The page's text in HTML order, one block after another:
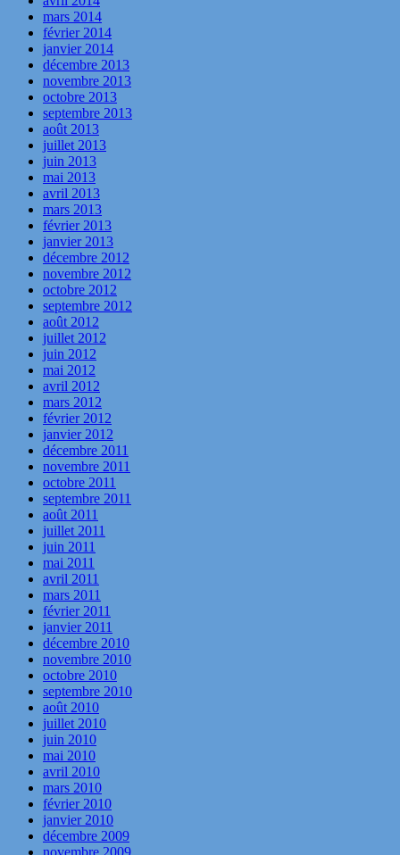
mars 2014
février 2014
janvier 2014
décembre 2013
novembre 2013
octobre 2013
septembre 2013
août 2013
juillet 2013
juin 2013
mai 2013
avril 2013
mars 2013
février 2013
janvier 2013
décembre 2012
novembre 2012
octobre 2012
septembre 2012
août 2012
juillet 2012
juin 2012
mai 2012
avril 2012
mars 2012
février 2012
janvier 2012
décembre 2011
novembre 2011
octobre 2011
septembre 2011
août 2011
juillet 2011
juin 2011
mai 2011
avril 2011
mars 2011
février 2011
janvier 2011
décembre 2010
novembre 2010
octobre 2010
septembre 2010
août 2010
juillet 2010
juin 2010
mai 2010
avril 2010
mars 2010
février 2010
janvier 2010
décembre 2009
novembre 2009